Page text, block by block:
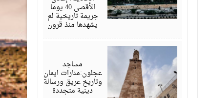
الأقصى 40 يوما
جريمة تاريخية لم
يشهدها منذ قرون
مساجد
عجلون:منارات ايمان
وتاريخ عريق ورسالة
دينية متجددة
مارس
2026